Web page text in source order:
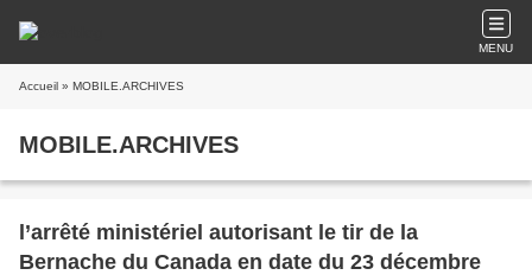
MENU
Accueil » MOBILE.ARCHIVES
MOBILE.ARCHIVES
l’arrêté ministériel autorisant le tir de la
Bernache du Canada en date du 23 décembre